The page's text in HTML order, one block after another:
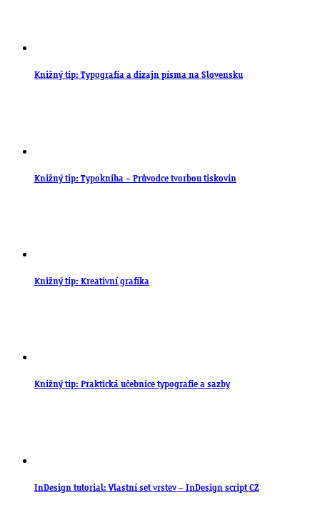
Knižný tip: Typografia a dizajn písma na Slovensku
Knižný tip: Typokniha – Průvodce tvorbou tiskovin
Knižný tip: Kreativní grafika
Knižný tip: Praktická učebnice typografie a sazby
InDesign tutorial: Vlastní set vrstev – InDesign script CZ